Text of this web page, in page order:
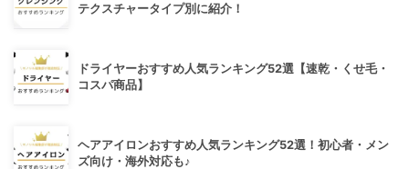
テクスチャータイプ別に紹介！
ドライヤーおすすめ人気ランキング52選【速乾・くせ毛・
コスパ商品】
ヘアアイロンおすすめ人気ランキング52選！初心者・メン
ズ向け・海外対応も♪